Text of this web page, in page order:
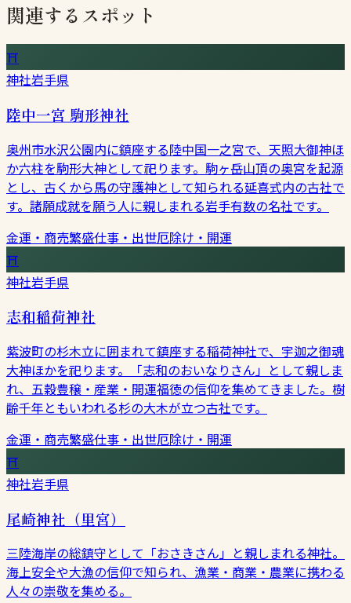
関連するスポット
⛩
神社岩手県
陸中一宮 駒形神社
奥州市水沢公園内に鎮座する陸中国一之宮で、天照大御神ほ
か六柱を駒形大神として祀ります。駒ヶ岳山頂の奥宮を起源
とし、古くから馬の守護神として知られる延喜式内の古社で
す。諸願成就を願う人に親しまれる岩手有数の名社です。
金運・商売繁盛仕事・出世厄除け・開運
⛩
神社岩手県
志和稲荷神社
紫波町の杉木立に囲まれて鎮座する稲荷神社で、宇迦之御魂
大神ほかを祀ります。「志和のおいなりさん」として親しま
れ、五穀豊穣・産業・開運福徳の信仰を集めてきました。樹
齢千年ともいわれる杉の大木が立つ古社です。
金運・商売繁盛仕事・出世厄除け・開運
⛩
神社岩手県
尾崎神社（里宮）
三陸海岸の総鎮守として「おさきさん」と親しまれる神社。
海上安全や大漁の信仰で知られ、漁業・商業・農業に携わる
人々の崇敬を集める。